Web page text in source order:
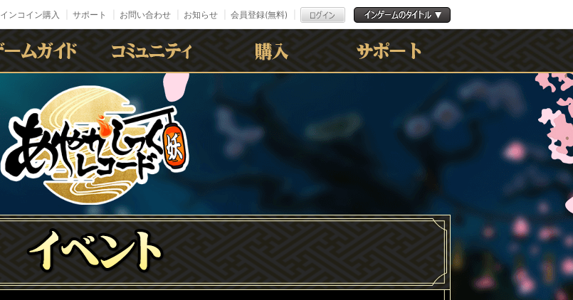
インコイン購入 サポート お問い合わせ お知らせ 会員登録(無料)
利用規約
ﾌﾟﾗｲﾊﾞｼｰﾎﾟﾘｼｰ